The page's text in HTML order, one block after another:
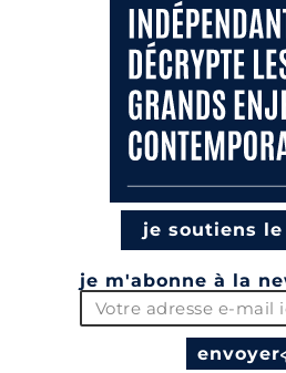
je soutiens le
je m'abonne à la
envoyer